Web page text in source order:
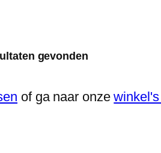
gevonden
of ga naar onze